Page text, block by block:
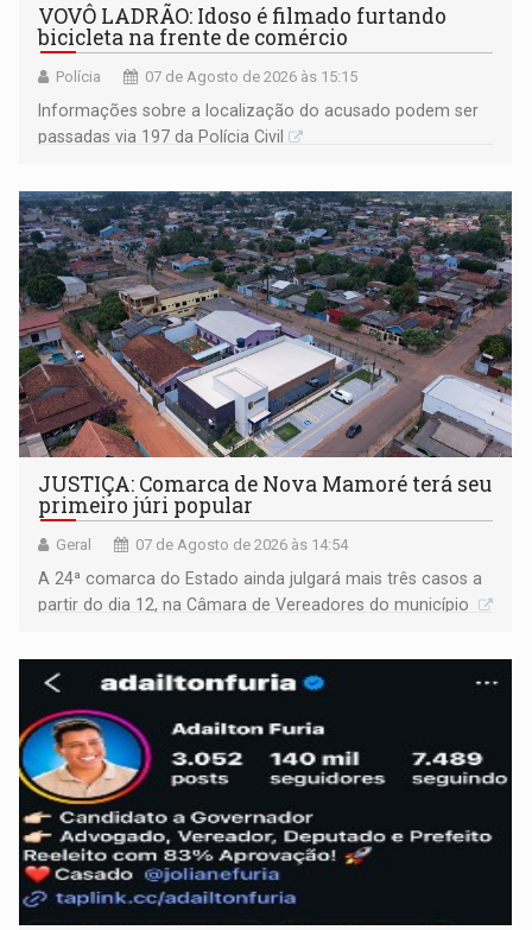
VOVÔ LADRÃO: Idoso é filmado furtando
bicicleta na frente de comércio
Polícia 07 de Agosto de 2026 às 15:15
Informações sobre a localização do acusado podem ser
passadas via 197 da Polícia Civil
JUSTIÇA: Comarca de Nova Mamoré terá seu
primeiro júri popular
Geral 07 de Agosto de 2026 às 14:54
A 24ª comarca do Estado ainda julgará mais três casos a
partir do dia 12, na Câmara de Vereadores do município